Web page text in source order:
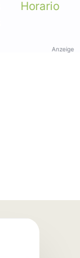
Horario
Anzeige